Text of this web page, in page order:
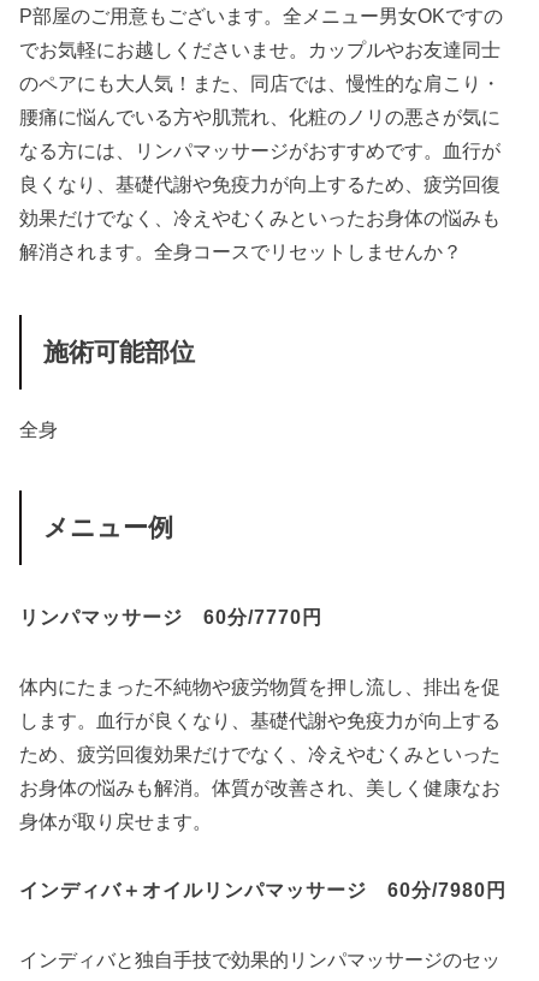
P部屋のご用意もございます。全メニュー男女OKですの
でお気軽にお越しくださいませ。カップルやお友達同士
のペアにも大人気！また、同店では、慢性的な肩こり・
腰痛に悩んでいる方や肌荒れ、化粧のノリの悪さが気に
なる方には、リンパマッサージがおすすめです。血行が
良くなり、基礎代謝や免疫力が向上するため、疲労回復
効果だけでなく、冷えやむくみといったお身体の悩みも
解消されます。全身コースでリセットしませんか？
施術可能部位
全身
メニュー例
リンパマッサージ 60分/7770円
体内にたまった不純物や疲労物質を押し流し、排出を促
します。血行が良くなり、基礎代謝や免疫力が向上する
ため、疲労回復効果だけでなく、冷えやむくみといった
お身体の悩みも解消。体質が改善され、美しく健康なお
身体が取り戻せます。
インディバ＋オイルリンパマッサージ 60分/7980円
インディバと独自手技で効果的リンパマッサージのセッ